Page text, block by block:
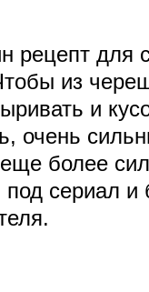
рецепт для
из
и
очень
более
сериал и